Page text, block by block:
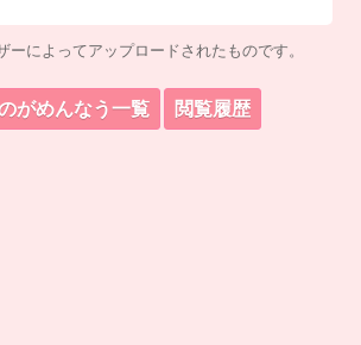
ーによってアップロードされたものです。
がめんなう一覧 閲覧履歴